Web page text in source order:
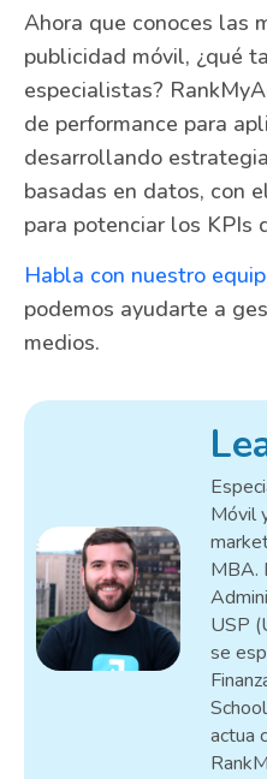
Ahora que conoces las
publicidad móvil, ¿qué
especialistas?
de performance para
desarrollando
basadas en datos, con
para potenciar los KPIs
Habla con nuestro
podemos ayudarte a
medios.
Móvil
MBA.
USP
se
actua